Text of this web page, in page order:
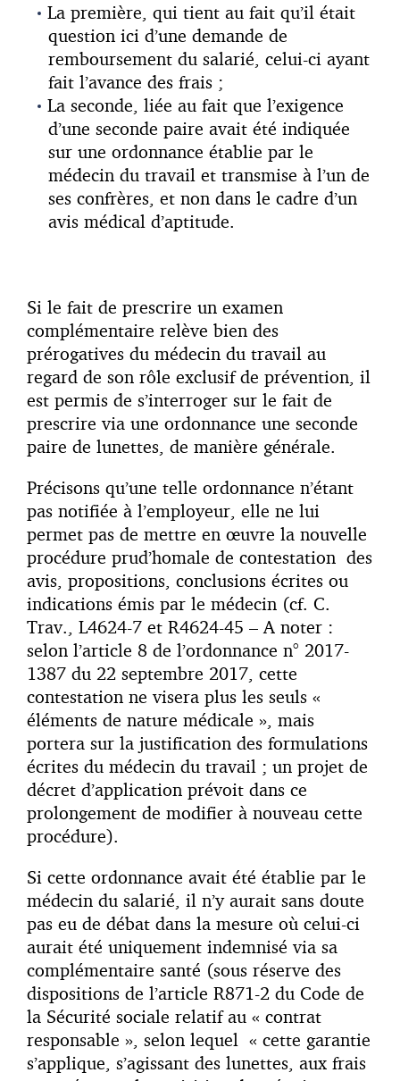
La première, qui tient au fait qu’il était
question ici d’une demande de
remboursement du salarié, celui-ci ayant
fait l’avance des frais ;
La seconde, liée au fait que l’exigence
d’une seconde paire avait été indiquée
sur une ordonnance établie par le
médecin du travail et transmise à l’un de
ses confrères, et non dans le cadre d’un
avis médical d’aptitude.
Si le fait de prescrire un examen
complémentaire relève bien des
prérogatives du médecin du travail au
regard de son rôle exclusif de prévention, il
est permis de s’interroger sur le fait de
prescrire via une ordonnance une seconde
paire de lunettes, de manière générale.
Précisons qu’une telle ordonnance n’étant
pas notifiée à l’employeur, elle ne lui
permet pas de mettre en œuvre la nouvelle
procédure prud’homale de contestation des
avis, propositions, conclusions écrites ou
indications émis par le médecin (cf. C.
Trav., L4624-7 et R4624-45 – A noter :
selon l’article 8 de l’ordonnance n° 2017-
1387 du 22 septembre 2017, cette
contestation ne visera plus les seuls «
éléments de nature médicale », mais
portera sur la justification des formulations
écrites du médecin du travail ; un projet de
décret d’application prévoit dans ce
prolongement de modifier à nouveau cette
procédure).
Si cette ordonnance avait été établie par le
médecin du salarié, il n’y aurait sans doute
pas eu de débat dans la mesure où celui-ci
aurait été uniquement indemnisé via sa
complémentaire santé (sous réserve des
dispositions de l’article R871-2 du Code de
la Sécurité sociale relatif au « contrat
responsable », selon lequel « cette garantie
s’applique, s’agissant des lunettes, aux frais